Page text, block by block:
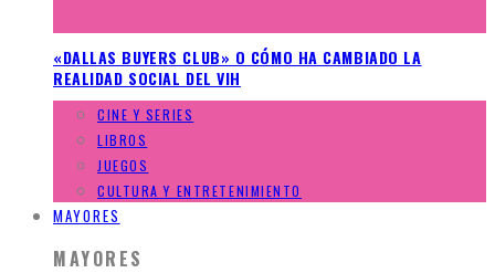
«DALLAS BUYERS CLUB» O CÓMO HA CAMBIADO LA
REALIDAD SOCIAL DEL VIH
CINE Y SERIES
LIBROS
JUEGOS
CULTURA Y ENTRETENIMIENTO
MAYORES
MAYORES